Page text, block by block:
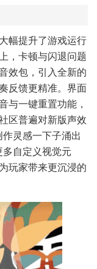
幅提升了游戏运行
，卡顿与闪退问题
效包，引入全新的
反馈更精准。界面
与一键重置功能，
区普遍对新版声效
灵感一下子涌出
自定义视觉元
玩家带来更沉浸的